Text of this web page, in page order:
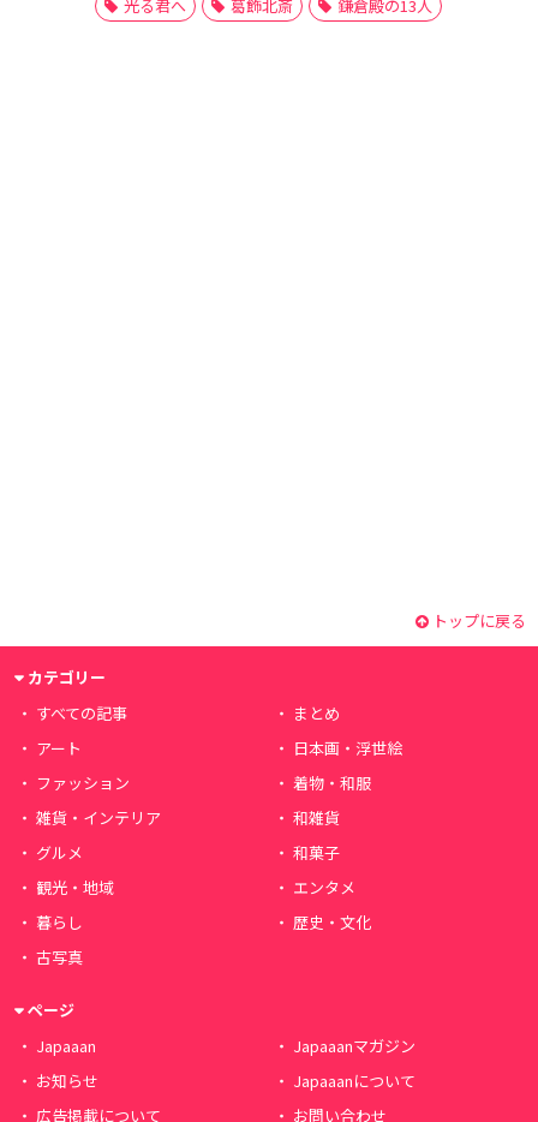
光る君へ
葛飾北斎 鎌倉殿の13人
トップに戻る
カテゴリー
すべての記事
まとめ
アート
日本画・浮世絵
ファッション
着物・和服
雑貨・インテリア
和雑貨
グルメ
和菓子
観光・地域
エンタメ
暮らし
歴史・文化
古写真
ページ
Japaaan
Japaaanマガジン
お知らせ
Japaaanについて
広告掲載について
お問い合わせ